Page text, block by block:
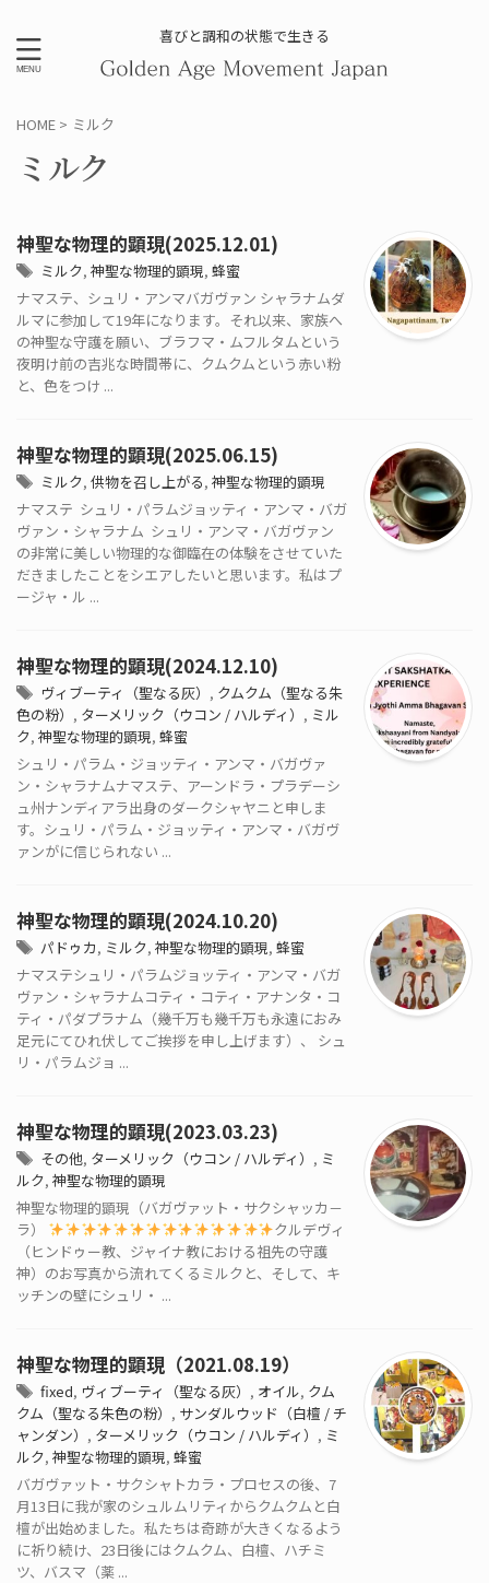
喜びと調和の状態で生きる
HOME > ミルク
ミルク
神聖な物理的顕現(2025.12.01)
ミルク, 神聖な物理的顕現, 蜂蜜
ナマステ、シュリ・アンマバガヴァン シャラナムダ
ルマに参加して19年になります。それ以来、家族へ
の神聖な守護を願い、ブラフマ・ムフルタムという
夜明け前の吉兆な時間帯に、クムクムという赤い粉
と、色をつけ ...
神聖な物理的顕現(2025.06.15)
ミルク, 供物を召し上がる, 神聖な物理的顕現
ナマステ シュリ・パラムジョッティ・アンマ・バガ
ヴァン・シャラナム シュリ・アンマ・バガヴァン
の非常に美しい物理的な御臨在の体験をさせていた
だきましたことをシエアしたいと思います。私はプ
ージャ・ル ...
神聖な物理的顕現(2024.12.10)
ヴィブーティ（聖なる灰） , クムクム（聖なる朱
色の粉） , ターメリック（ウコン / ハルディ） , ミル
ク, 神聖な物理的顕現, 蜂蜜
シュリ・パラム・ジョッティ・アンマ・バガヴァ
ン・シャラナムナマステ、アーンドラ・プラデーシ
ュ州ナンディアラ出身のダークシャヤニと申しま
す。シュリ・パラム・ジョッティ・アンマ・バガヴ
ァンがに信じられない ...
神聖な物理的顕現(2024.10.20)
パドゥカ, ミルク, 神聖な物理的顕現, 蜂蜜
ナマステシュリ・パラムジョッティ・アンマ・バガ
ヴァン・シャラナムコティ・コティ・アナンタ・コ
ティ・パダプラナム（幾千万も幾千万も永遠におみ
足元にてひれ伏してご挨拶を申し上げます）、 シュ
リ・パラムジョ ...
神聖な物理的顕現(2023.03.23)
その他, ターメリック（ウコン / ハルディ） , ミ
ルク, 神聖な物理的顕現
神聖な物理的顕現（バガヴァット・サクシャッカ－
ラ）
クルデヴィ
（ヒンドゥー教、ジャイナ教における祖先の守護
神）のお写真から流れてくるミルクと、そして、キ
ッチンの壁にシュリ・ ...
神聖な物理的顕現（2021.08.19）
fixed, ヴィブーティ（聖なる灰） , オイル, クム
クム（聖なる朱色の粉） , サンダルウッド（白檀 / チ
ャンダン） , ターメリック（ウコン / ハルディ） , ミ
ルク, 神聖な物理的顕現, 蜂蜜
バガヴァット・サクシャトカラ・プロセスの後、7
月13日に我が家のシュルムリティからクムクムと白
檀が出始めました。私たちは奇跡が大きくなるよう
に祈り続け、23日後にはクムクム、白檀、ハチミ
ツ、バスマ（薬 ...